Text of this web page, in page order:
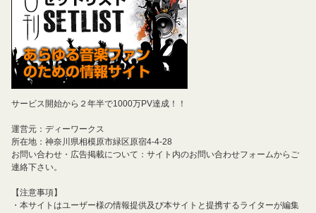
サービス開始から２年半で1000万PV達成！！
運営元：ディーワークス
所在地：神奈川県相模原市緑区原宿4-4-28
お問い合わせ・広告掲載について：サイト内のお問い合わせフォームからご
連絡下さい。
【注意事項】
・本サイトはユーザー様の情報提供及び本サイトと提携するライターが編集